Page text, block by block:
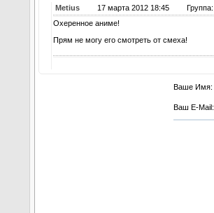
Metius 17 марта 2012 18:45 Группа:
Охеренное аниме!
Прям не могу его смотреть от смеха!
Ваше Имя:
Ваш E-Mail: